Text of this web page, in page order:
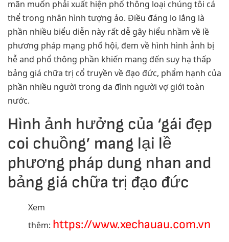
mãn muốn phải xuất hiện phổ thông loại chúng tôi cá
thể trong nhân hình tượng ảo. Điều đáng lo lắng là
phần nhiều biểu diễn này rất dễ gây hiểu nhầm về lề
phương pháp mạng phố hội, đem về hình hình ảnh bị
hễ and phổ thông phần khiến mang đến suy hạ thấp
bảng giá chữa trị cổ truyền về đạo đức, phẩm hạnh của
phần nhiều người trong da đình người vợ giới toàn
nước.
Hình ảnh hưởng của ‘gái đẹp
coi chuồng’ mang lại lề
phương pháp dung nhan and
bảng giá chữa trị đạo đức
Xem
thêm: https://www.xechauau.com.vn